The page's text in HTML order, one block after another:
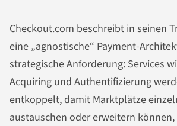
Checkout.com beschreibt in seinen
eine „agnostische“ Payment-
strategische Anforderung: Services
Acquiring und Authentifizierung
entkoppelt, damit Marktplätze
austauschen oder erweitern